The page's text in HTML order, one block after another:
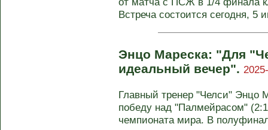
Встреча состоится сегодня, 5
Энцо Мареска: "Для
идеальный вечер".
Главный тренер "Челси" Энцо
победу над "Палмейрасом"
чемпионата мира. В